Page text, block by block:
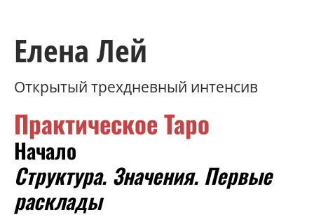
Елена Лей
Открытый трехдневный интенсив
Практическое Таро
Начало
Структура. Значения. Первые
расклады